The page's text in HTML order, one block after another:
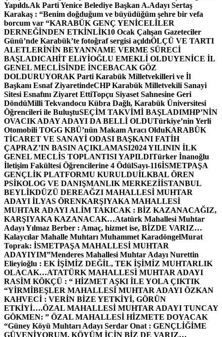
Yapıldı.Ak Parti Yenice Belediye Başkan A.Adayı Sertaş
Karakaş : “Benim doğduğum ve büyüdüğüm şehre bir vefa
borcum var “KARABÜK GENÇ YENİCELİLER
DERNEĞİNDEN ETKİNLİK10 Ocak Çalışan Gazeteciler
Günü’nde Karabük’te fotoğraf sergisi açıldıÖLÇÜ VE TARTI
ALETLERİNİN BEYANNAME VERME SÜRECİ
BAŞLADICAHİT ELiYİOĞLU EMEKLİ OLDUYENİCE İL
GENEL MECLİSİNDE İNCEBACAK GÖZ
DOLDURUYORAK Parti Karabük Milletvekilleri ve İl
Başkanı Esnaf ZiyaretindeCHP Karabük Milletvekili Sanayi
Sitesi Esnafını Ziyaret EttiTopçu Siyaset Sahnesine Geri
DöndüMilli Tekvandocu Kübra Dağlı, Karabük Üniversitesi
Öğrencileri ile BuluştuSEÇİM TAKVİMİ BAŞLADIMHP’NİN
OVACIK ADAY ADAYI DA BELLİ OLDUTürkiye’nin Yerli
Otomobili TOGG KBÜ’nün Makam Aracı OlduKARABÜK
TİCARET VE SANAYİ ODASI BAŞKANI FATİH
ÇAPRAZ’IN BASIN AÇIKLAMASI2024 YILININ İLK
GENEL MECLİS TOPLANTISI YAPILDITürker İnanoğlu
İletişim Fakültesi Öğrencilerine 4 ÖdülSayı-116İSMETPAŞA
GENÇLİK PLATFORMU KURULDUİLKBAL ÖREN
PSİKOLOG VE DANIŞMANLIK MERKEZİİSTANBUL
BEYLİKDÜZÜ DEREAĞZI MAHALLESİ MUHTAR
ADAYI İLYAS ÖRENKARŞIYAKA MAHALLESİ
MUHTAR ADAYI ALİM TAKICAK : BİZ KAZANACAĞIZ,
KARŞIYAKA KAZANACAK…Atatürk Mahallesi Muhtar
Adayı Yılmaz Berber : Amaç, hizmet ise, BİZDE VARIZ…
Kalaycılar Mahalle Muhtarı Muhammet KaradöngelMurat
Toprak: İSMETPAŞA MAHALLESİ MUHTAR
ADAYIYIM”Menderes Mahallesi Muhtar Adayı Nurettin
Elieyioğlu : EK İŞİMİZ DEĞİL, TEK İŞİMİZ MUHTARLIK
OLACAK…ATATÜRK MAHALLESİ MUHTAR ADAYI
RASİM KÖKÇÜ : “ HİZMET AŞKI İLE YOLA ÇIKTIK
“YİRMİBEŞLER MAHALLESİ MUHTAR ADAYI ÖZKAN
KAHVECİ : VERİN BİZE YETKİYİ, GÖRÜN
ETKİYİ….ÖZAL MAHALLESİ MUHTAR ADAYI TUNCAY
GÖKMEN: ” ÖZAL MAHALLESİ HİZMETE DOYACAK
“Güney Köyü Muhtarı Adayı Serdar Onat : GENÇLİĞİME
GÜVENİYORUM. KÖYÜM İÇİN BİZ DE VARIZ…